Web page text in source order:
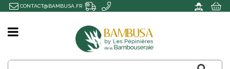
CONTACT@BAMBUSA.FR